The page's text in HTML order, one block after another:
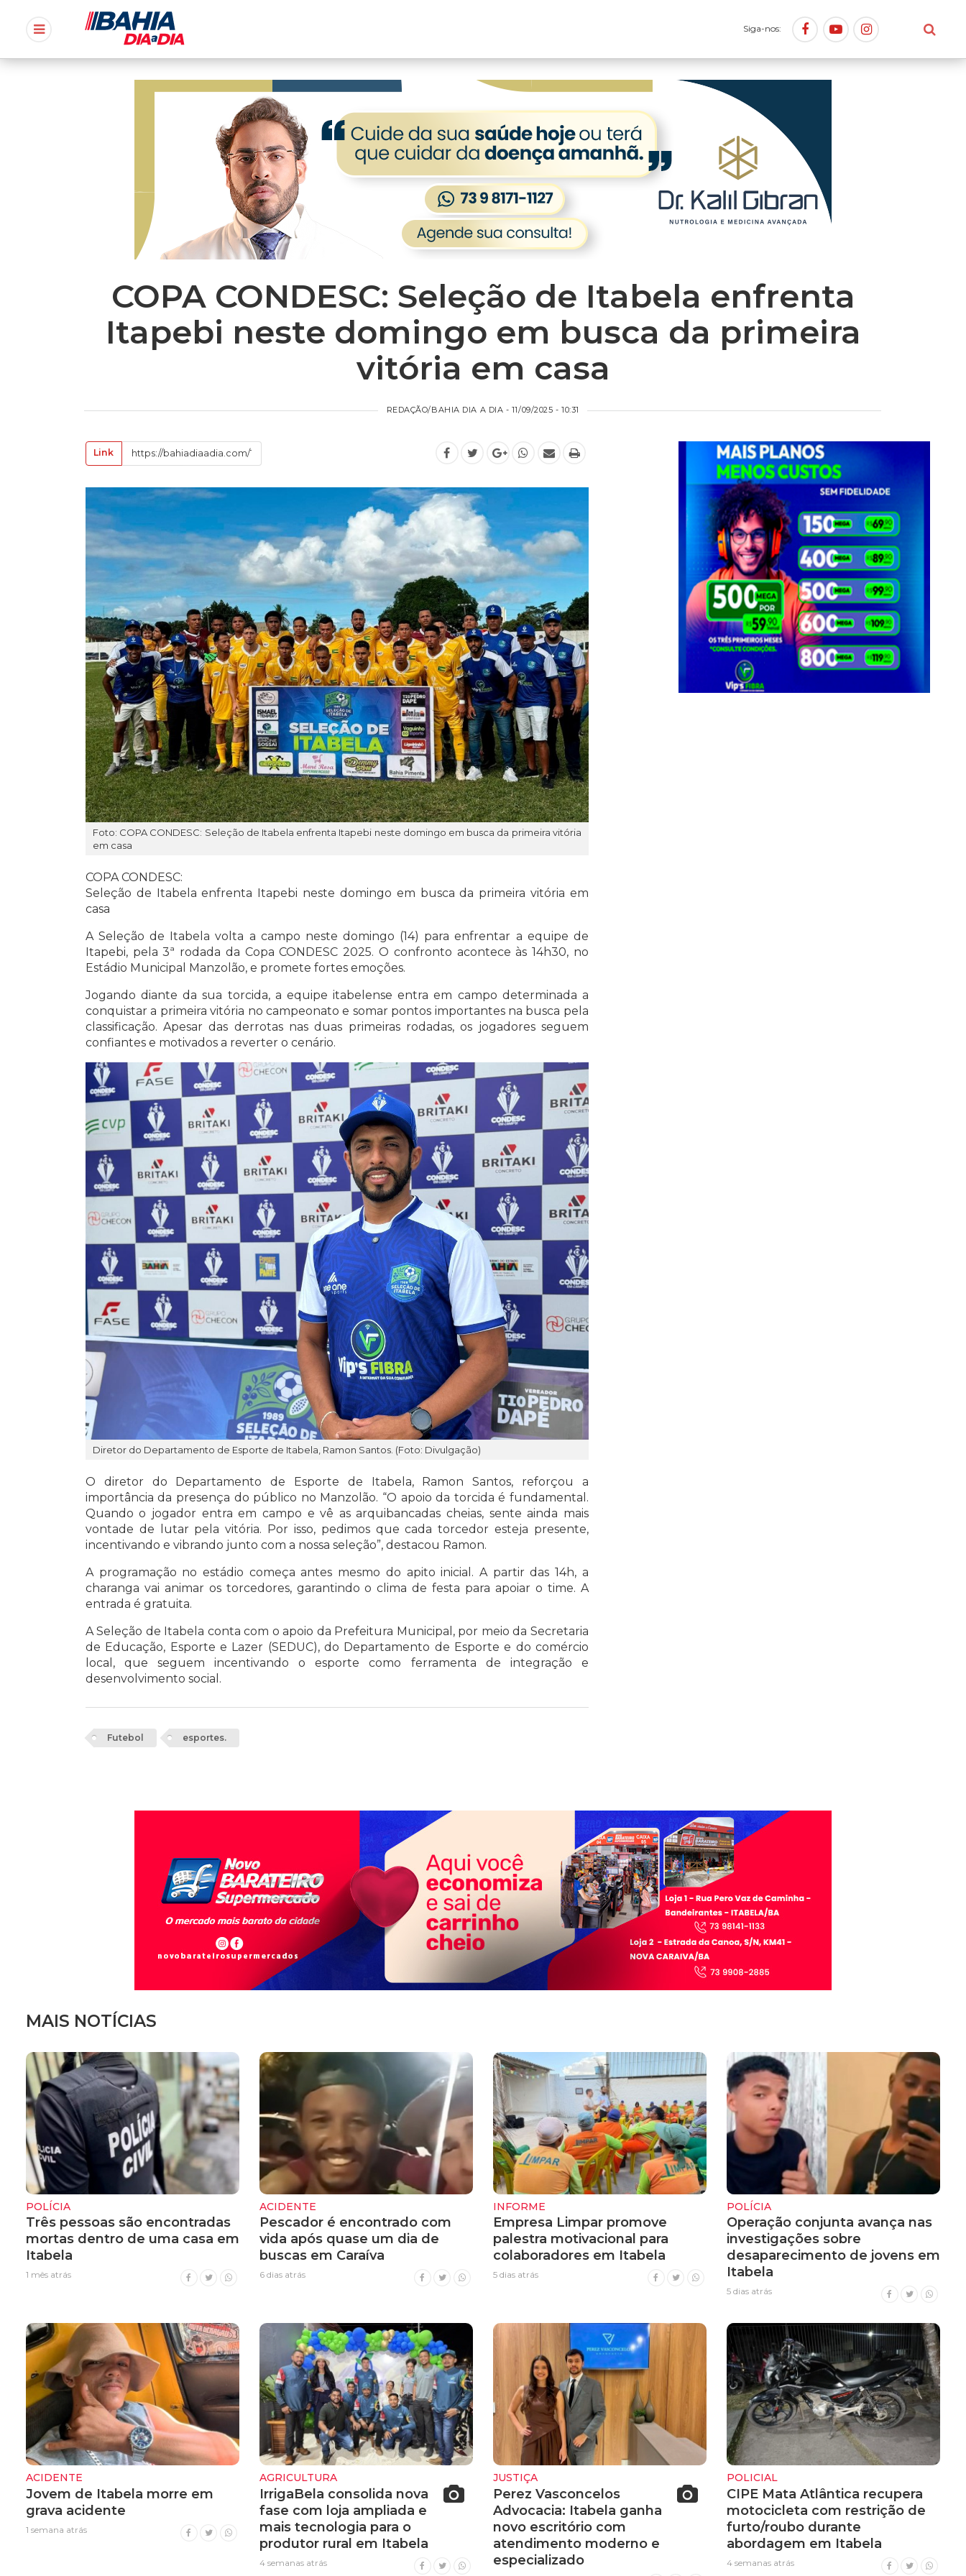
Siga-nos:
COPA CONDESC: Seleção de Itabela enfrenta
Itapebi neste domingo em busca da primeira
vitória em casa
REDAÇÃO/BAHIA DIA A DIA - 11/09/2025 - 10:31
Link
Foto: COPA CONDESC: Seleção de Itabela enfrenta Itapebi neste domingo em busca da primeira vitória
em casa
COPA CONDESC:
Seleção de Itabela enfrenta Itapebi neste domingo em busca da primeira vitória em
casa
A Seleção de Itabela volta a campo neste domingo (14) para enfrentar a equipe de
Itapebi, pela 3ª rodada da Copa CONDESC 2025. O confronto acontece às 14h30, no
Estádio Municipal Manzolão, e promete fortes emoções.
Jogando diante da sua torcida, a equipe itabelense entra em campo determinada a
conquistar a primeira vitória no campeonato e somar pontos importantes na busca pela
classificação. Apesar das derrotas nas duas primeiras rodadas, os jogadores seguem
confiantes e motivados a reverter o cenário.
Diretor do Departamento de Esporte de Itabela, Ramon Santos. (Foto: Divulgação)
O diretor do Departamento de Esporte de Itabela, Ramon Santos, reforçou a
importância da presença do público no Manzolão. “O apoio da torcida é fundamental.
Quando o jogador entra em campo e vê as arquibancadas cheias, sente ainda mais
vontade de lutar pela vitória. Por isso, pedimos que cada torcedor esteja presente,
incentivando e vibrando junto com a nossa seleção”, destacou Ramon.
A programação no estádio começa antes mesmo do apito inicial. A partir das 14h, a
charanga vai animar os torcedores, garantindo o clima de festa para apoiar o time. A
entrada é gratuita.
A Seleção de Itabela conta com o apoio da Prefeitura Municipal, por meio da Secretaria
de Educação, Esporte e Lazer (SEDUC), do Departamento de Esporte e do comércio
local, que seguem incentivando o esporte como ferramenta de integração e
desenvolvimento social.
Futebol esportes.
MAIS NOTÍCIAS
POLÍCIA
Três pessoas são encontradas
mortas dentro de uma casa em
Itabela
1 mês atrás
ACIDENTE
Pescador é encontrado com
vida após quase um dia de
buscas em Caraíva
6 dias atrás
INFORME
Empresa Limpar promove
palestra motivacional para
colaboradores em Itabela
5 dias atrás
POLÍCIA
Operação conjunta avança nas
investigações sobre
desaparecimento de jovens em
Itabela
5 dias atrás
ACIDENTE
Jovem de Itabela morre em
grava acidente
1 semana atrás
AGRICULTURA
IrrigaBela consolida nova
fase com loja ampliada e
mais tecnologia para o
produtor rural em Itabela
4 semanas atrás
JUSTIÇA
Perez Vasconcelos
Advocacia: Itabela ganha
novo escritório com
atendimento moderno e
especializado
POLICIAL
CIPE Mata Atlântica recupera
motocicleta com restrição de
furto/roubo durante
abordagem em Itabela
4 semanas atrás